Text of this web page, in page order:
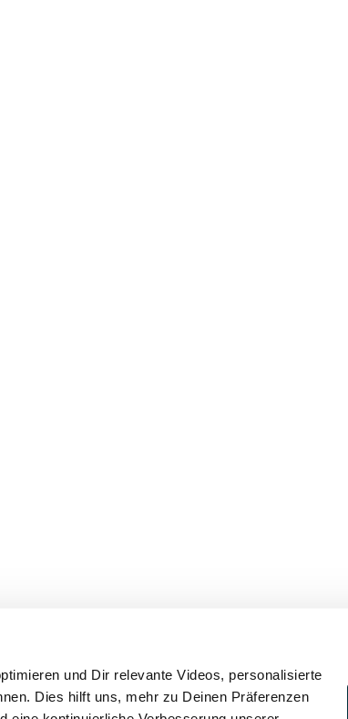
und Dir relevante Videos, personalisierte
Dies hilft uns, mehr zu Deinen Präferenzen